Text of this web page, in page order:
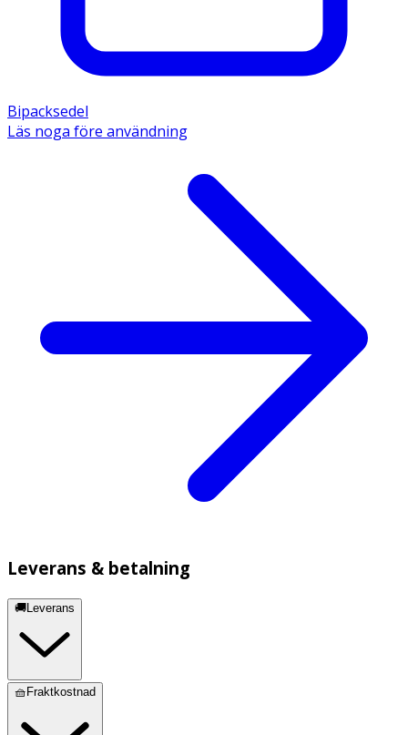
Bipacksedel
Läs noga före användning
Leverans & betalning
🚚Leverans
🧺Fraktkostnad